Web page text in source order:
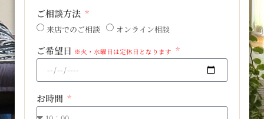
ご相談方法
来店でのご相談 オンライン相談
ご希望日 ※火・水曜日は定休日となります
お時間